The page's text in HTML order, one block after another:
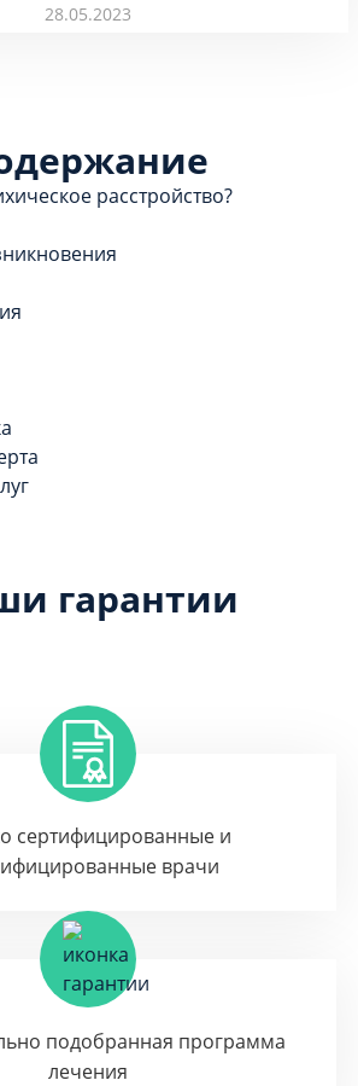
28.05.2023
расстройство?
гарантии
сертифицированные и
врачи
подобранная программа
лечения